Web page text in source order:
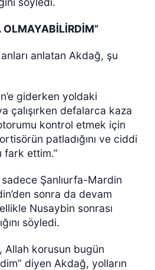
OLMAYABİLİRDİM”
anlatan Akdağ, şu
giderken yoldaki
çalışırken defalarca kaza
kontrol etmek için
patladığını ve ciddi
fark ettim.”
Şanlıurfa-Mardin
sonra da devam
Nusaybin sonrası
söyledi.
Allah korusun bugün
diyen Akdağ, yolların